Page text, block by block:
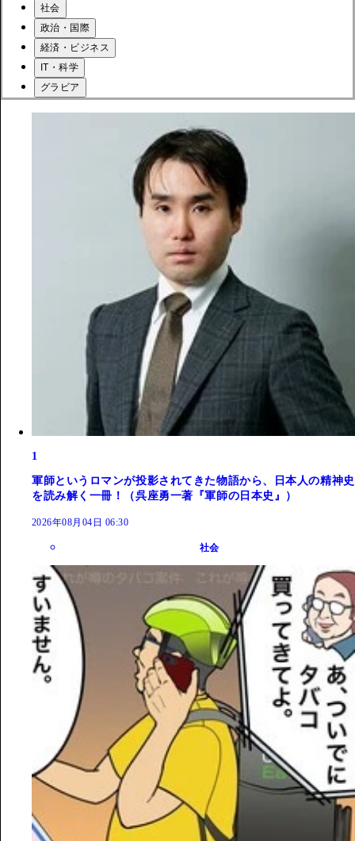
社会
政治・国際
経済・ビジネス
IT・科学
グラビア
1
軍師というロマンが投影されてきた物語から、日本人の精神史
を読み解く一冊！（呉座勇一著『軍師の日本史』）
2026年08月04日 06:30
社会